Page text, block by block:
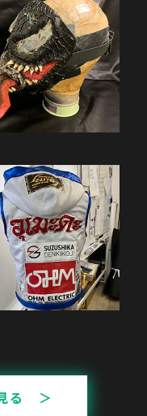
る ＞